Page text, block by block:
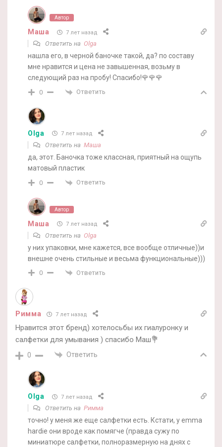
Автор
Маша 7 лет назад
Ответить на Olga
нашла его, в черной баночке такой, да? по составу
мне нравится и цена не завышенная, возьму в
следующий раз на пробу! Спасибо!🌹🌹🌹
0 Ответить
Olga 7 лет назад
Ответить на Маша
да, этот. Баночка тоже классная, приятный на ощупь
матовый пластик
0 Ответить
Автор
Маша 7 лет назад
Ответить на Olga
у них упаковки, мне кажется, все вообще отличные))и
внешне очень стильные и весьма функциональные)))
0 Ответить
Римма 7 лет назад
Нравится этот бренд) хотелосьбы их гиалуронку и
салфетки для умывания ) спасибо Маш💐
0 Ответить
Olga 7 лет назад
Ответить на Римма
точно! у меня же еще салфетки есть. Кстати, у emma
hardie они вроде как помягче (правда сужу по
миниатюре салфетки, полноразмерную на днях с